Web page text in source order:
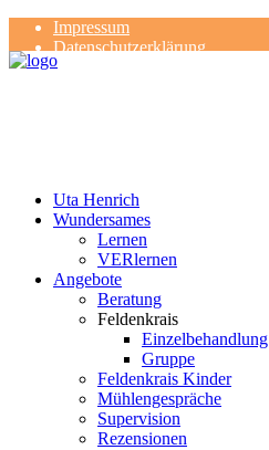
Impressum
Datenschutzerklärung
Kontakt
Uta Henrich
Wundersames
Lernen
VERlernen
Angebote
Beratung
Feldenkrais
Einzelbehandlung
Gruppe
Feldenkrais Kinder
Mühlengespräche
Supervision
Rezensionen